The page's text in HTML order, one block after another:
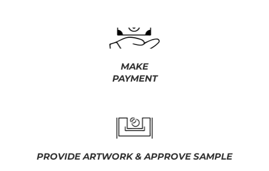
MAKE
PAYMENT
PROVIDE ARTWORK & APPROVE SAMPLE